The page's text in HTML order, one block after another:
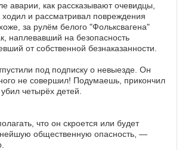
аварии, как рассказывают очевидцы,
ходил и рассматривал повреждения
за рулём белого "Фольксвагена"
наплевавший на безопасность
от собственной безнаказанности.
под подписку о невыезде. Он
не совершил! Подумаешь, прикончил
четырёх детей.
что он скроется или будет
общественную опасность, —